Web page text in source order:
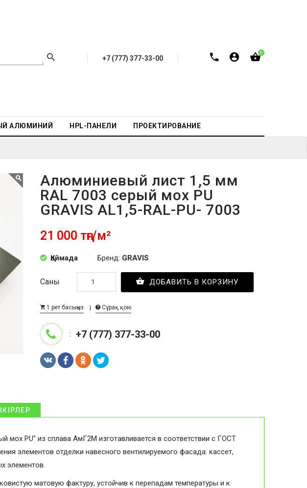
+7 (777) 377-33-00
0
АЛЮМИНИЙ HPL-ПАНЕЛИ ПРОЕКТИРОВАНИЕ
Алюминиевый лист 1,5 мм
RAL 7003 серый мох PU
GRAVIS AL1,5-RAL-PU- 7003
21 000 тңг/м²
Қоймада Бренд: GRAVIS
Саны ДОБАВИТЬ В КОРЗИНУ
1 рет басыңыз Сұрақ қою
: +7 (777) 377-33-00
мох PU" из сплава АмГ2М изготавливается в соответствии с ГОСТ
элементов отделки навесного вентилируемого фасада: кассет,
элементов.
матовую фактуру, устойчив к перепадам температуры и к